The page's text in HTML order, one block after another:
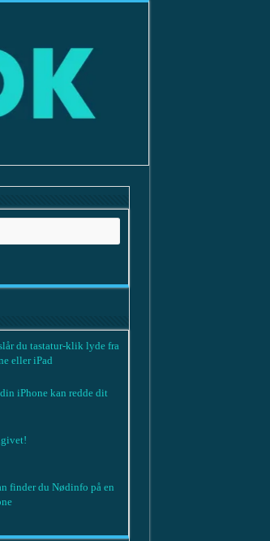
du tastatur-klik lyde fra
eller iPad
iPhone kan redde dit
finder du Nødinfo på en